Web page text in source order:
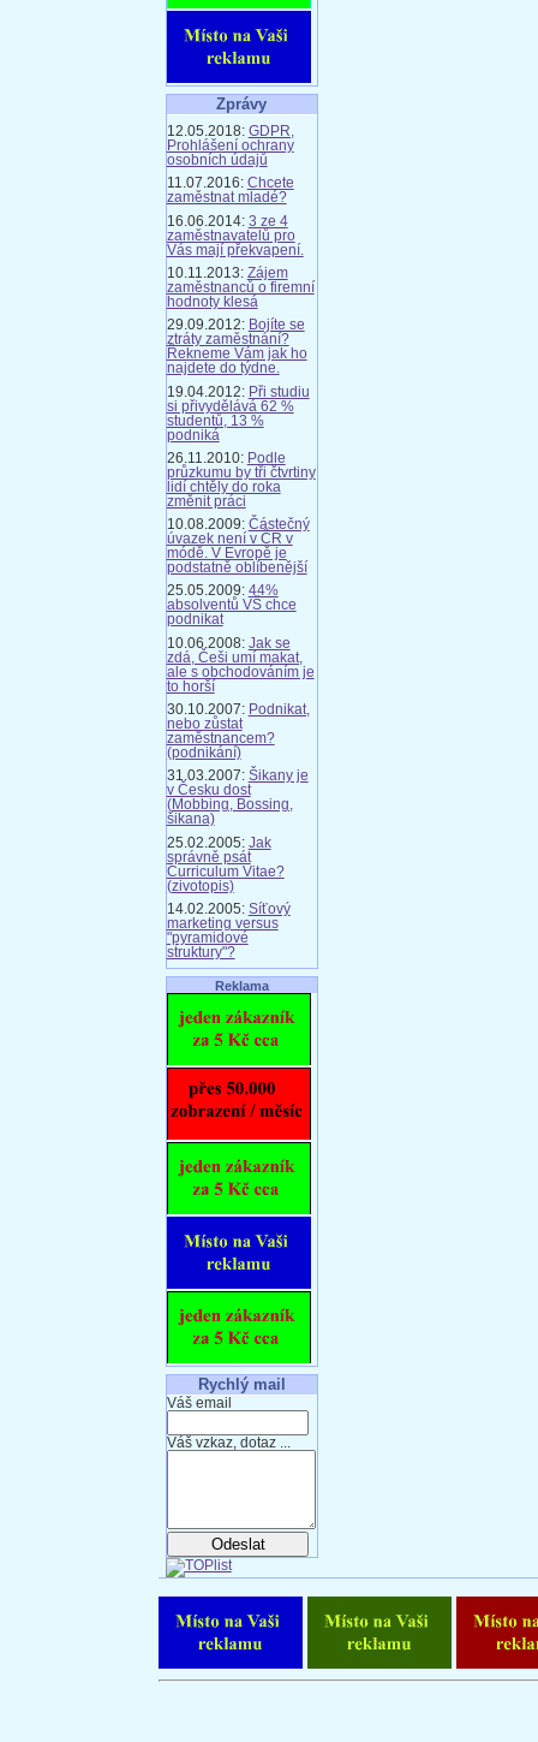
Zprávy
12.05.2018: GDPR,
Prohlášení ochrany
osobních údajů
11.07.2016: Chcete
zaměstnat mladé?
16.06.2014: 3 ze 4
zaměstnavatelů pro
Vás mají překvapení.
10.11.2013: Zájem
zaměstnanců o firemní
hodnoty klesá
29.09.2012: Bojíte se
ztráty zaměstnání?
Řekneme Vám jak ho
najdete do týdne.
19.04.2012: Při studiu
si přivydělává 62 %
studentů, 13 %
podniká
26.11.2010: Podle
průzkumu by tři čtvrtiny
lidí chtěly do roka
změnit práci
10.08.2009: Částečný
úvazek není v ČR v
módě. V Evropě je
podstatně oblíbenější
25.05.2009: 44%
absolventů VŠ chce
podnikat
10.06.2008: Jak se
zdá, Češi umí makat,
ale s obchodováním je
to horší
30.10.2007: Podnikat,
nebo zůstat
zaměstnancem?
(podnikání)
31.03.2007: Šikany je
v Česku dost
(Mobbing, Bossing,
šikana)
25.02.2005: Jak
správně psát
Curriculum Vitae?
(zivotopis)
14.02.2005: Síťový
marketing versus
"pyramidové
struktury"?
Reklama
Rychlý mail
Váš email
Váš vzkaz, dotaz ...